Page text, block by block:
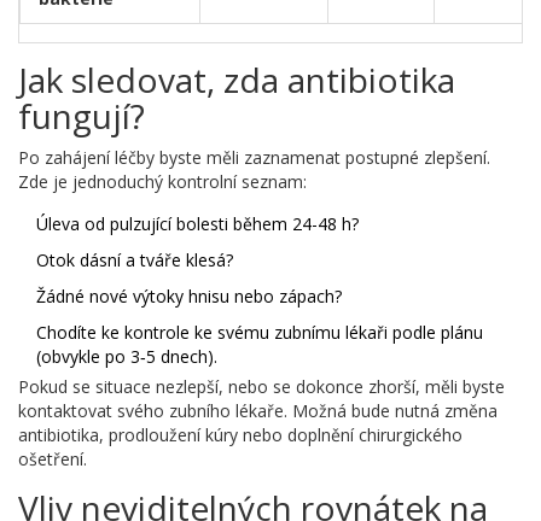
Jak sledovat, zda antibiotika
fungují?
Po zahájení léčby byste měli zaznamenat postupné zlepšení.
Zde je jednoduchý kontrolní seznam:
Úleva od pulzující bolesti během 24-48 h?
Otok dásní a tváře klesá?
Žádné nové výtoky hnisu nebo zápach?
Chodíte ke kontrole ke svému zubnímu lékaři podle plánu
(obvykle po 3‑5 dnech).
Pokud se situace nezlepší, nebo se dokonce zhorší, měli byste
kontaktovat svého zubního lékaře. Možná bude nutná změna
antibiotika, prodloužení kúry nebo doplnění chirurgického
ošetření.
Vliv neviditelných rovnátek na